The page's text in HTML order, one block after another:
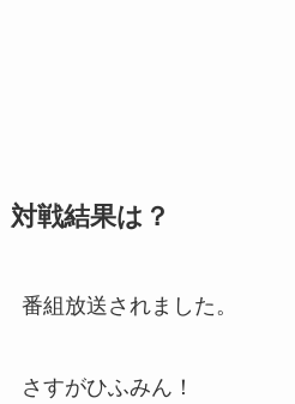
対戦結果は？
番組放送されました。
さすがひふみん！